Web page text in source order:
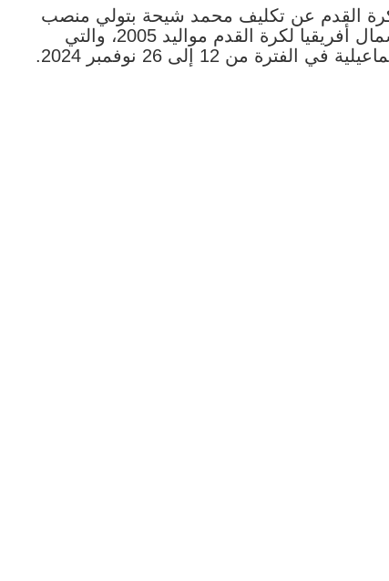
القدم عن تكليف محمد شيحة بتولي منصب
المنسق العام لبطولة شمال أفريقيا لكرة القدم مواليد 2005، والتي
من 12 إلى 26 نوفمبر 2024.